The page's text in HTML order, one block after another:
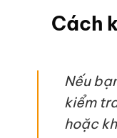
Cách
Nếu
kiểm
hoặc